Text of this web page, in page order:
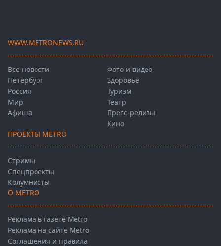
WWW.METRONEWS.RU
Все новости
Петербург
Россия
Мир
Афиша
Фото и видео
Здоровье
Туризм
Театр
Пресс-релизы
Кино
ПРОЕКТЫ METRO
Стримы
Спецпроекты
Колумнисты
О METRO
Реклама в газете Metro
Реклама на сайте Metro
Соглашения и правила